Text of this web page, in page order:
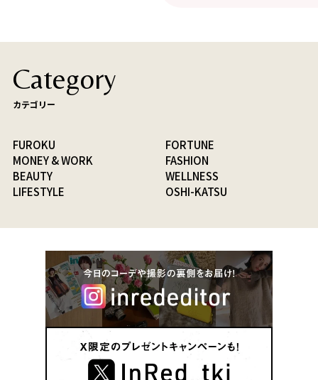
Category
カテゴリー
FUROKU
FORTUNE
MONEY & WORK
FASHION
BEAUTY
WELLNESS
LIFESTYLE
OSHI-KATSU